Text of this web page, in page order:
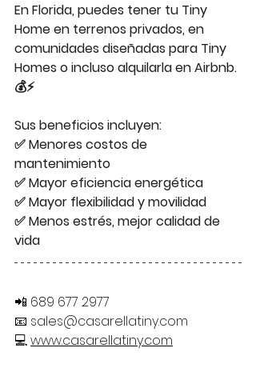
En Florida, puedes tener tu Tiny
Home en terrenos privados, en
comunidades diseñadas para Tiny
Homes o incluso alquilarla en Airbnb.
💰⚡
Sus beneficios incluyen:
✅ Menores costos de
mantenimiento
✅ Mayor eficiencia energética
✅ Mayor flexibilidad y movilidad
✅ Menos estrés, mejor calidad de
vida
📲 689 677 2977
📧 sales@casarellatiny.com
💻 www.casarellatiny.com